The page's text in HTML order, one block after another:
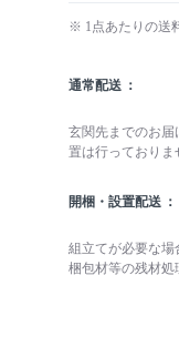
※ 1点あたりの送
通常配送
玄関先までのお届
置は行っておりま
開梱・設置配送
組立てが必要な場
梱包材等の残材処